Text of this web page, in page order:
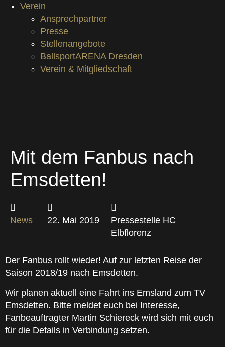
Verein
Ansprechpartner
Presse
Stellenangebote
BallsportARENA Dresden
Verein & Mitgliedschaft
Mit dem Fanbus nach
Emsdetten!
News 22. Mai 2019
Pressestelle HC
Elbflorenz
Der Fanbus rollt wieder! Auf zur letzten Reise der
Saison 2018/19 nach Emsdetten.
Wir planen aktuell eine Fahrt ins Emsland zum TV
Emsdetten. Bitte meldet euch bei Interesse,
Fanbeauftragter Martin Schiereck wird sich mit euch
für die Details in Verbindung setzen.